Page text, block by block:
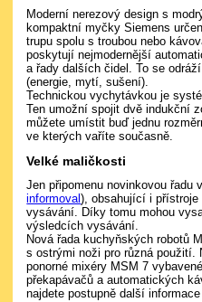
Moderní nerezový design s
kompaktní myčky Siemens
trupu spolu s troubou nebo
poskytují nejmodernější
a řady dalších čidel. To se
(energie, mytí, sušení).
Technickou vychytávkou je
Ten umožní spojit dvě indukční
můžete umístit buď jednu
ve kterých vaříte současně.
Velké maličkosti
Jen připomenu novinkovou řadu
informoval), obsahující i
vysávání. Díky tomu mohou
výsledcích vysávání.
Nová řada kuchyňských robotů
s ostrými noži pro různá
ponorné mixéry MSM 7
překapávačů a automatických
najdete postupně další